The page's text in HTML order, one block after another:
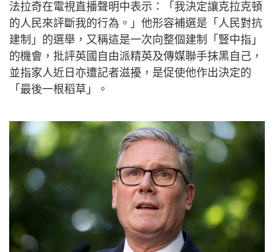
法拉奇在電視直播聲明中表示：「我決定讓克拉克頓
的人民來評斷我的行為。」他形容補選是「人民對抗
建制」的選舉，又稱這是一次向整個建制「豎中指」
的機會，批評英國自由派精英及傳媒聯手抹黑自己，
並指家人近日亦遭記者滋擾，是促使他作出決定的
「最後一根稻草」。